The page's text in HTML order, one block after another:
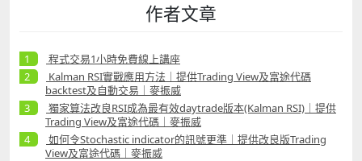
作者文章
程式交易1小時免費線上講座
Kalman RSI實戰應用方法｜提供Trading View及富途代碼
backtest及自動交易｜麥振威
獨家算法改良RSI成為最有效daytrade版本(Kalman RSI)｜提供
Trading View及富途代碼｜麥振威
如何令Stochastic indicator的訊號更準｜提供改良版Trading
View及富途代碼｜麥振威